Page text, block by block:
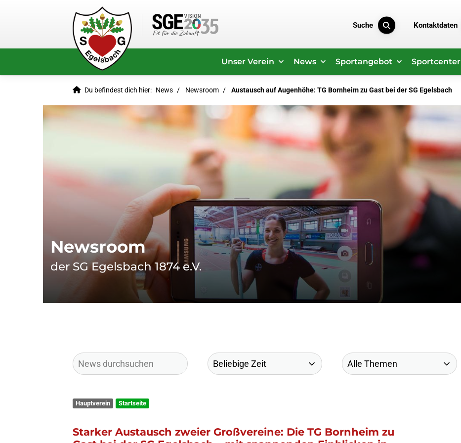
Suche Kontaktdaten
Unser Verein News Sportangebot Sportcenter
Du befindest dich hier: News Newsroom Austausch auf Augenhöhe: TG Bornheim zu Gast bei der SG Egelsbach
Newsroom
der SG Egelsbach 1874 e.V.
Hauptverein Startseite
Starker Austausch zweier Großvereine: Die TG Bornheim zu